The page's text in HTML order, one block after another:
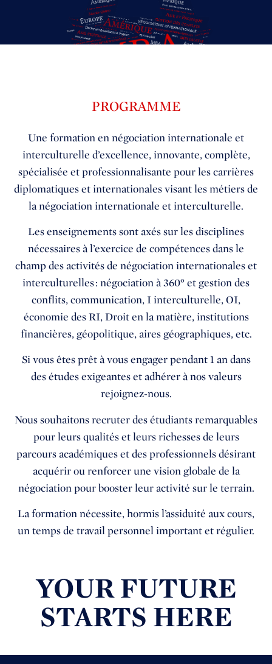
PROGRAMME
Une formation en négociation internationale et
interculturelle d’excellence, innovante, complète,
spécialisée et professionnalisante pour les carrières
diplomatiques et internationales visant les métiers de
la négociation internationale et interculturelle.
Les enseignements sont axés sur les disciplines
nécessaires àl’exercice de compétences dans le
champ des activités de négociation internationales et
interculturelles : négociation à 360° et gestion des
conflits, communication, I interculturelle, OI,
économie des RI, Droit en la matière, institutions
financières, géopolitique, aires géographiques, etc.
Si vous êtes prêt à vous engager pendant 1 an dans
des études exigeantes et adhérer à nos valeurs
rejoignez-nous.
Nous souhaitons recruter des étudiants remarquables
pour leurs qualités et leurs richesses de leurs
parcours académiques et des professionnels désirant
acquérir ou renforcer une vision globale de la
négociation pour booster leur activité sur le terrain.
La formation nécessite, hormis l’assiduité aux cours,
un temps de travail personnel important et régulier.
YOUR FUTURE
STARTS HERE